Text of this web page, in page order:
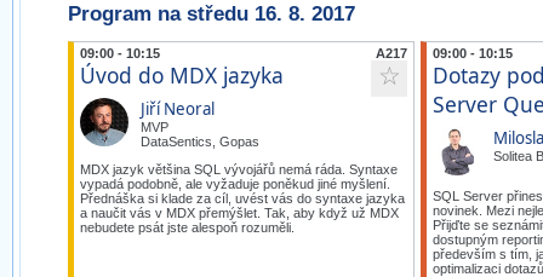
Program na středu 16. 8. 2017
A217
09:00 - 10:15
☆
Úvod do MDX jazyka
Jiří Neoral
MVP
DataSentics, Gopas
MDX jazyk většina SQL vývojářů nemá ráda. Syntaxe
vypadá podobně, ale vyžaduje poněkud jiné myšlení.
Přednáška si klade za cíl, uvést vás do syntaxe jazyka
a naučit vás v MDX přemýšlet. Tak, aby když už MDX
nebudete psát jste alespoň rozuměli.
09:00 - 10:15
Dotazy
Server
Solitea
SQL Server
novinek. Mezi
Přijďte se
dostupným
především s tím,
optimalizaci